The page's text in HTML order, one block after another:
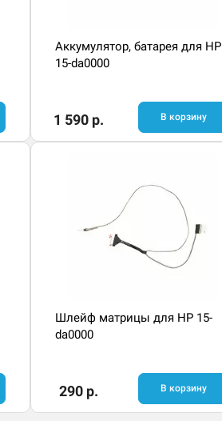
Аккумулятор, батарея для HP
15-da0000
1 590 р. В корзину
Шлейф матрицы для HP 15-
da0000
290 р. В корзину